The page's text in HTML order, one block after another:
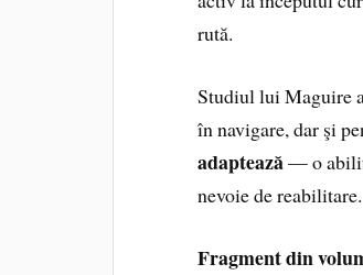
rută.
Studiul lui Maguire
în navigare, dar şi
adaptează— o
nevoie de reabilitare.
Fragment din